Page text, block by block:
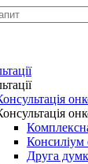
Консиліум
Друга